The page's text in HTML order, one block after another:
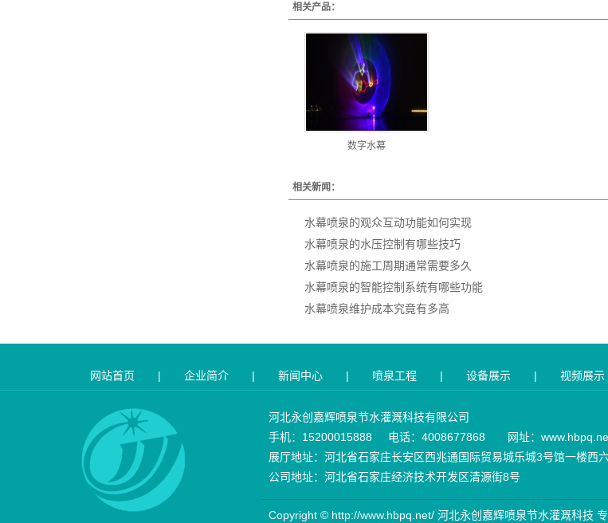
相关产品：
数字水幕
相关新闻：
水幕喷泉的观众互动功能如何实现
水幕喷泉的水压控制有哪些技巧
水幕喷泉的施工周期通常需要多久
水幕喷泉的智能控制系统有哪些功能
水幕喷泉维护成本究竟有多高
网站首页 | 企业简介 | 新闻中心 | 喷泉工程 | 设备展示 | 视频展示
河北永创嘉辉喷泉节水灌溉科技有限公司
手机：15200015888 电话：4008677868 网址：
展厅地址：河北省石家庄长安区西兆通国际贸易城乐城3号馆一楼西
公司地址：河北省石家庄经济技术开发区清源街8号
Copyright © http://www.hbpq.net/ 河北永创嘉辉喷泉节水灌溉科技